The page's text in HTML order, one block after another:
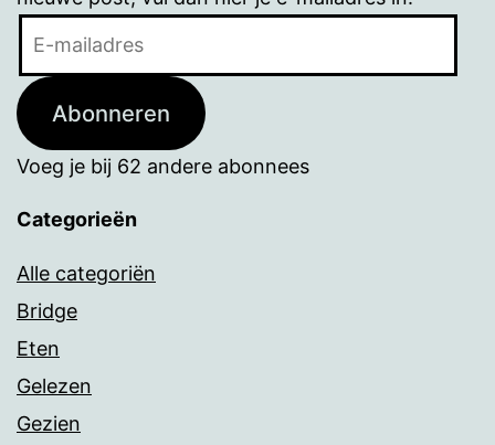
Abonneren
Voeg je bij 62 andere abonnees
Categorieën
Alle categoriën
Bridge
Eten
Gelezen
Gezien